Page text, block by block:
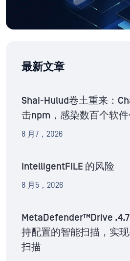
最新文章
Shai-Hulud卷土重来：
击npm，感染数百个软
8 月7，2026
IntelligentFILE 的风险
8 月5，2026
MetaDefender™Drive
持配置的智能扫描，实
扫描